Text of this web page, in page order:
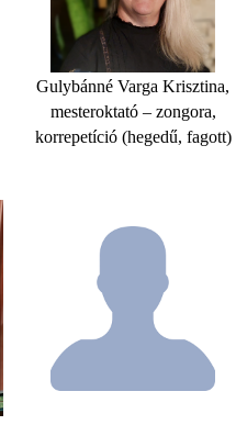
Gulybánné Varga Krisztina,
mesteroktató – zongora,
korrepetíció (hegedű, fagott)